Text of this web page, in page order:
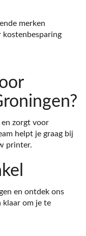
merken
zorgt voor
helpt je graag bij
printer.
en ontdek ons
om je te